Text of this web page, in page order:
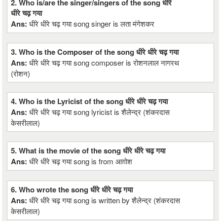
2. Who is/are the singer/singers of the song धीरे
धीरे चढ़ गया
Ans:धीरे धीरे चढ़ गया song singer is लता मंगेशकर
3. Who is the Composer of the song धीरे धीरे चढ़ गया
Ans:धीरे धीरे चढ़ गया song composer is रोशनलाल नागरथ
(रोशन)
4. Who is the Lyricist of the song धीरे धीरे चढ़ गया
Ans:धीरे धीरे चढ़ गया song lyricist is शैलेन्द्र (शंकरदास
केसरीलाल)
5. What is the movie of the song धीरे धीरे चढ़ गया
Ans:धीरे धीरे चढ़ गया song is from आग़ोश
6. Who wrote the song धीरे धीरे चढ़ गया
Ans:धीरे धीरे चढ़ गया song is written by शैलेन्द्र (शंकरदास
केसरीलाल)